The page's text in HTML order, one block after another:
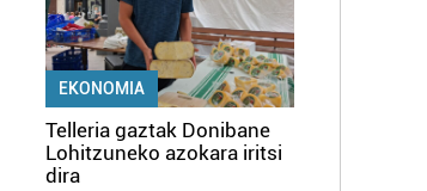
EKONOMIA
Telleria gaztak Donibane
Lohitzuneko azokara iritsi
dira